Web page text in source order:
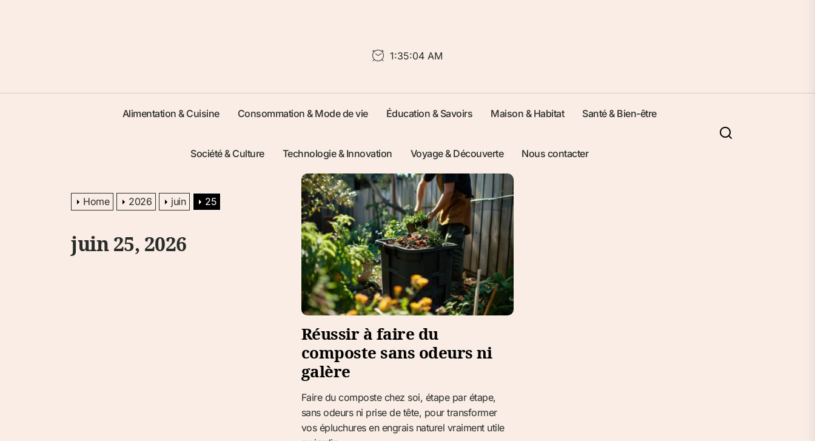
1:35:05 AM
Alimentation & Cuisine Consommation & Mode de vie Éducation & Savoirs Maison & Habitat Santé & Bien-être
Société & Culture Technologie & Innovation Voyage & Découverte Nous contacter
Home 2026 juin 25
juin 25, 2026
Réussir à faire du
composte sans odeurs ni
galère
Faire du composte chez soi, étape par étape,
sans odeurs ni prise de tête, pour transformer
vos épluchures en engrais naturel vraiment utile